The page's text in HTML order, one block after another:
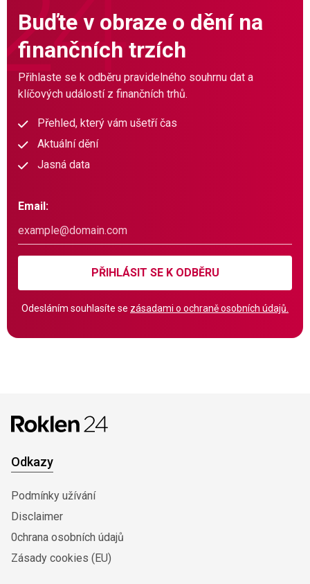
Buďte v obraze o dění na
finančních trzích
Přihlaste se k odběru pravidelného souhrnu dat a
klíčových událostí z finančních trhů.
Přehled, který vám ušetří čas
Aktuální dění
Jasná data
Email:
PŘIHLÁSIT SE K ODBĚRU
Odesláním souhlasíte se zásadami o ochraně osobních údajů.
Odkazy
Podmínky užívání
Disclaimer
0chrana osobních údajů
Zásady cookies (EU)